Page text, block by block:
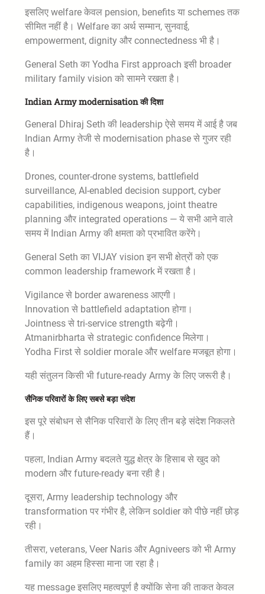
इसलिए welfare केवल pension, benefits या schemes तक
सीमित नहीं है। Welfare का अर्थ सम्मान, सुनवाई,
empowerment, dignity और connectedness भी है।
General Seth का Yodha First approach इसी broader
military family vision को सामने रखता है।
Indian Army modernisation की दिशा
General Dhiraj Seth की leadership ऐसे समय में आई है जब
Indian Army तेजी से modernisation phase से गुजर रही
है।
Drones, counter-drone systems, battlefield
surveillance, AI-enabled decision support, cyber
capabilities, indigenous weapons, joint theatre
planning और integrated operations — ये सभी आने वाले
समय में Indian Army की क्षमता को प्रभावित करेंगे।
General Seth का VIJAY vision इन सभी क्षेत्रों को एक
common leadership framework में रखता है।
Vigilance से border awareness आएगी।
Innovation से battlefield adaptation होगा।
Jointness से tri-service strength बढ़ेगी।
Atmanirbharta से strategic confidence मिलेगा।
Yodha First से soldier morale और welfare मजबूत होगा।
यही संतुलन किसी भी future-ready Army के लिए जरूरी है।
सैनिक परिवारों के लिए सबसे बड़ा संदेश
इस पूरे संबोधन से सैनिक परिवारों के लिए तीन बड़े संदेश निकलते
हैं।
पहला, Indian Army बदलते युद्ध क्षेत्र के हिसाब से खुद को
modern और future-ready बना रही है।
दूसरा, Army leadership technology और
transformation पर गंभीर है, लेकिन soldier को पीछे नहीं छोड़
रही।
तीसरा, veterans, Veer Naris और Agniveers को भी Army
family का अहम हिस्सा माना जा रहा है।
यह message इसलिए महत्वपूर्ण है क्योंकि सेना की ताकत केवल